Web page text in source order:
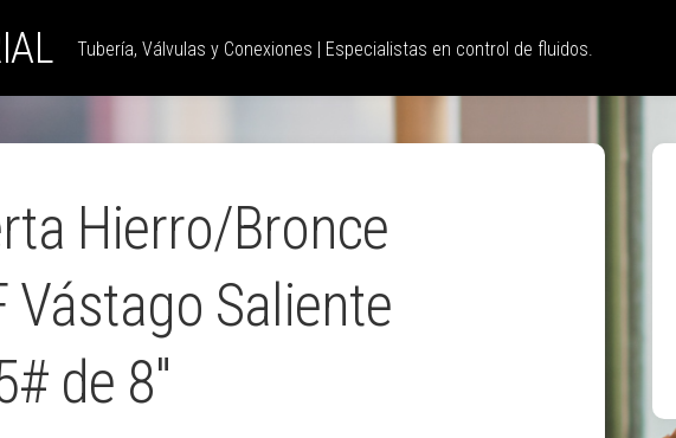
Tubería, Válvulas y Conexiones | Especialistas en control de fluidos.
Hierro/Bronce
Saliente
de 8″